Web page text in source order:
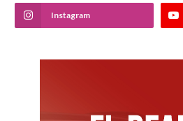
Instagram